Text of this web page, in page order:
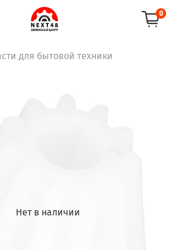
0
для бытовой техники
Нет в наличии